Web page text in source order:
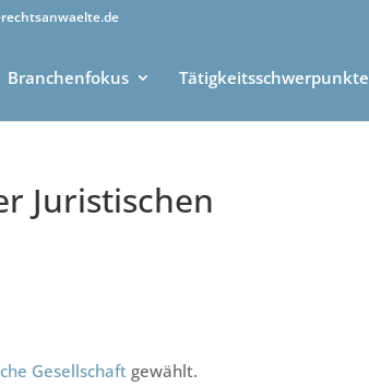
Branchenfokus Tätigkeitsschwerpunkte
Juristischen
Gesellschaft gewählt.